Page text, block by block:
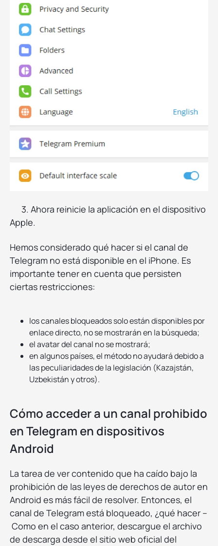
3. Ahora reinicie la aplicación en el dispositivo
Apple.
Hemos considerado qué hacer si el canal de
Telegram no está disponible en el iPhone. Es
importante tener en cuenta que persisten
ciertas restricciones:
los canales bloqueados solo están disponibles por
enlace directo, no se mostrarán en la búsqueda;
el avatar del canal no se mostrará;
en algunos países, el método no ayudará debido a
las peculiaridades de la legislación (Kazajstán,
Uzbekistán y otros).
Cómo acceder a un canal prohibido
en Telegram en dispositivos
Android
La tarea de ver contenido que ha caído bajo la
prohibición de las leyes de derechos de autor en
Android es más fácil de resolver. Entonces, el
canal de Telegram está bloqueado, ¿qué hacer –
Como en el caso anterior, descargue el archivo
de descarga desde el sitio web oficial del